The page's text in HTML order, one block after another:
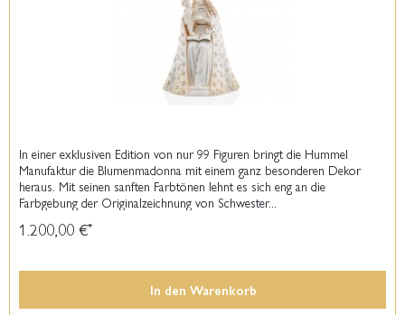
In einer exklusiven Edition von nur 99 Figuren bringt die Hummel
Manufaktur die Blumenmadonna mit einem ganz besonderen Dekor
heraus. Mit seinen sanften Farbtönen lehnt es sich eng an die
Farbgebung der Originalzeichnung von Schwester...
1.200,00 €*
In den Warenkorb